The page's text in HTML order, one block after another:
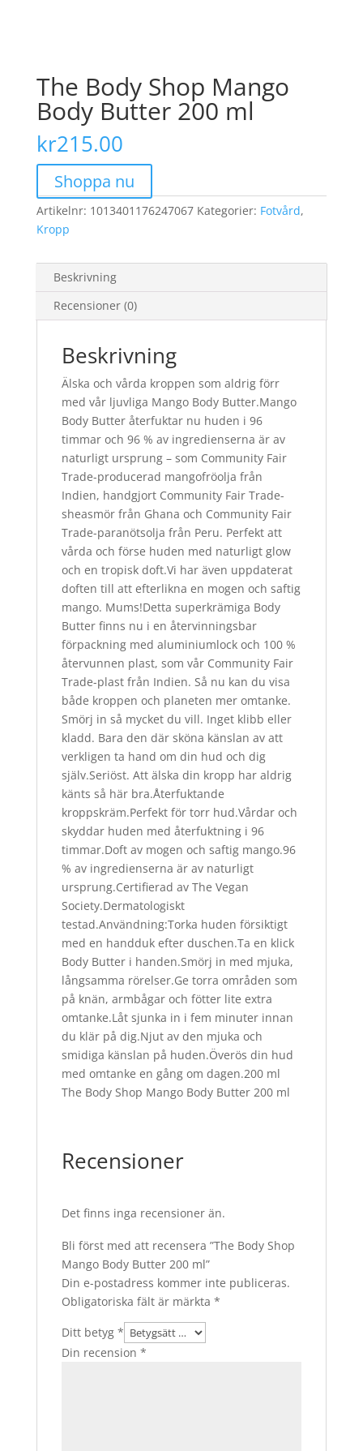
The Body Shop Mango
Body Butter 200 ml
kr215.00
Shoppa nu
Artikelnr: 1013401176247067 Kategorier: Fotvård,
Kropp
Beskrivning
Recensioner (0)
Beskrivning
Älska och vårda kroppen som aldrig förr
med vår ljuvliga Mango Body Butter.Mango
Body Butter återfuktar nu huden i 96
timmar och 96 % av ingredienserna är av
naturligt ursprung – som Community Fair
Trade-producerad mangofröolja från
Indien, handgjort Community Fair Trade-
sheasmör från Ghana och Community Fair
Trade-paranötsolja från Peru. Perfekt att
vårda och förse huden med naturligt glow
och en tropisk doft.Vi har även uppdaterat
doften till att efterlikna en mogen och saftig
mango. Mums!Detta superkrämiga Body
Butter finns nu i en återvinningsbar
förpackning med aluminiumlock och 100 %
återvunnen plast, som vår Community Fair
Trade-plast från Indien. Så nu kan du visa
både kroppen och planeten mer omtanke.
Smörj in så mycket du vill. Inget klibb eller
kladd. Bara den där sköna känslan av att
verkligen ta hand om din hud och dig
själv.Seriöst. Att älska din kropp har aldrig
känts så här bra.Återfuktande
kroppskräm.Perfekt för torr hud.Vårdar och
skyddar huden med återfuktning i 96
timmar.Doft av mogen och saftig mango.96
% av ingredienserna är av naturligt
ursprung.Certifierad av The Vegan
Society.Dermatologiskt
testad.Användning:Torka huden försiktigt
med en handduk efter duschen.Ta en klick
Body Butter i handen.Smörj in med mjuka,
långsamma rörelser.Ge torra områden som
på knän, armbågar och fötter lite extra
omtanke.Låt sjunka in i fem minuter innan
du klär på dig.Njut av den mjuka och
smidiga känslan på huden.Överös din hud
med omtanke en gång om dagen.200 ml
The Body Shop Mango Body Butter 200 ml
Recensioner
Det finns inga recensioner än.
Bli först med att recensera ”The Body Shop
Mango Body Butter 200 ml”
Din e-postadress kommer inte publiceras.
Obligatoriska fält är märkta *
Ditt betyg *
Din recension *